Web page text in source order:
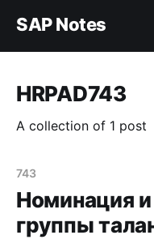
SAP Notes
HRPAD743
A collection of 1 post
743
Номинация
группы